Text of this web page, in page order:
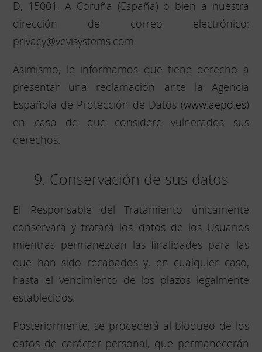
D, 15001, A Coruña (España) o bien a nuestra
dirección de correo electrónico:
privacy@vevisystems.com.
Asimismo, le informamos que tiene derecho a
presentar una reclamación ante la Agencia
Española de Protección de Datos (www.aepd.es)
en caso de que considere vulnerados sus
derechos.
9. Conservación de sus datos
El Responsable del Tratamiento únicamente
conservará y tratará los datos de los Usuarios
mientras permanezcan las finalidades para las
que han sido recabados y, en cualquier caso,
hasta el vencimiento de los plazos legalmente
establecidos.
Posteriormente, se procederá al bloqueo de los
datos de carácter personal, que permanecerán